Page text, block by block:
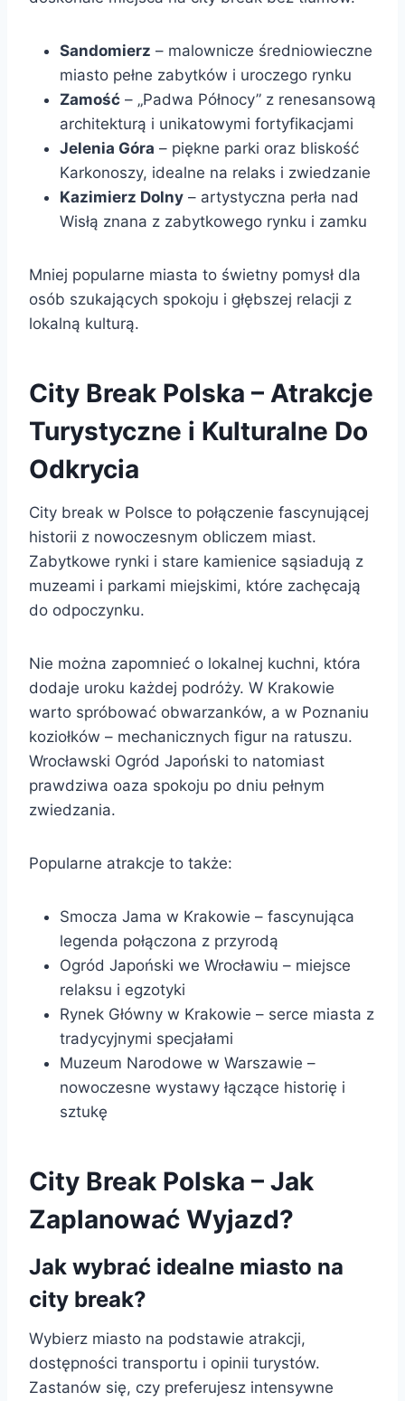
Sandomierz – malownicze średniowieczne
miasto pełne zabytków i uroczego rynku
Zamość – „Padwa Północy” z renesansową
architekturą i unikatowymi fortyfikacjami
Jelenia Góra – piękne parki oraz bliskość
Karkonoszy, idealne na relaks i zwiedzanie
Kazimierz Dolny – artystyczna perła nad
Wisłą znana z zabytkowego rynku i zamku
Mniej popularne miasta to świetny pomysł dla
osób szukających spokoju i głębszej relacji z
lokalną kulturą.
City Break Polska – Atrakcje
Turystyczne i Kulturalne Do
Odkrycia
City break w Polsce to połączenie fascynującej
historii z nowoczesnym obliczem miast.
Zabytkowe rynki i stare kamienice sąsiadują z
muzeami i parkami miejskimi, które zachęcają
do odpoczynku.
Nie można zapomnieć o lokalnej kuchni, która
dodaje uroku każdej podróży. W Krakowie
warto spróbować obwarzanków, a w Poznaniu
koziołków – mechanicznych figur na ratuszu.
Wrocławski Ogród Japoński to natomiast
prawdziwa oaza spokoju po dniu pełnym
zwiedzania.
Popularne atrakcje to także:
Smocza Jama w Krakowie – fascynująca
legenda połączona z przyrodą
Ogród Japoński we Wrocławiu – miejsce
relaksu i egzotyki
Rynek Główny w Krakowie – serce miasta z
tradycyjnymi specjałami
Muzeum Narodowe w Warszawie –
nowoczesne wystawy łączące historię i
sztukę
City Break Polska – Jak
Zaplanować Wyjazd?
Jak wybrać idealne miasto na
city break?
Wybierz miasto na podstawie atrakcji,
dostępności transportu i opinii turystów.
Zastanów się, czy preferujesz intensywne